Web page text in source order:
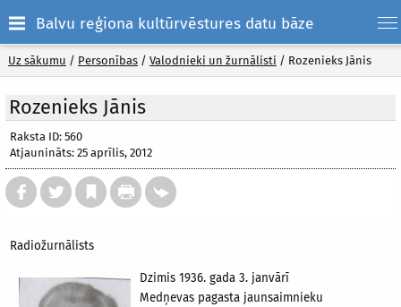
Balvu reģiona kultūrvēstures datu bāze
Uz sākumu / Personības / Valodnieki un žurnālisti / Rozenieks Jānis
Rozenieks Jānis
Raksta ID: 560
Atjaunināts: 25 aprīlis, 2012
Radiožurnālists
Dzimis 1936. gada 3. janvārī
Medņevas pagasta jaunsaimnieku